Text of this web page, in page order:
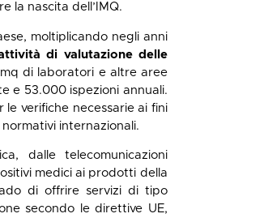
la nascita dell’IMQ.
moltiplicando negli anni
di valutazione delle
di laboratori e altre aree
e 53.000 ispezioni annuali.
le verifiche necessarie ai fini
internazionali.
dalle telecomunicazioni
medici ai prodotti della
di offrire servizi di tipo
secondo le direttive UE,